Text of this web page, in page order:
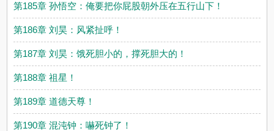
第185章 孙悟空：俺要把你屁股朝外压在五行山下！
第186章 刘昊：风紧扯呼！
第187章 刘昊：饿死胆小的，撑死胆大的！
第188章 祖星！
第189章 道德天尊！
第190章 混沌钟：嚇死钟了！